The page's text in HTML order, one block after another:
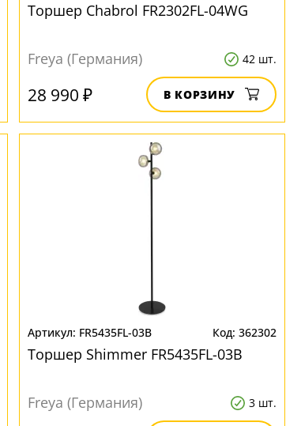
Торшер Chabrol FR2302FL-04WG
Freya (Германия) 42 шт.
28 990 ₽ В КОРЗИНУ
FR5435FL-03B 362302
Торшер Shimmer FR5435FL-03B
Freya (Германия) 3 шт.